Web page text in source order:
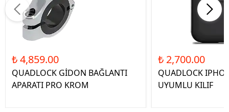
₺ 4,859.00
QUADLOCK GİDON BAĞLANTI
APARATI PRO KROM
₺ 2,700.00
QUADLOCK
UYUMLU KILIF